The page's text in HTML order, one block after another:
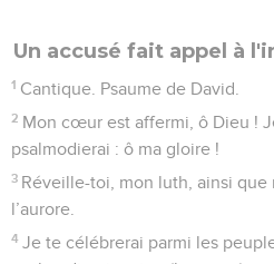
Un accusé fait appel à
1 Cantique. Psaume de David.
2 Mon cœur est affermi, ô Dieu !
psalmodierai : ô ma gloire !
3 Réveille-toi, mon luth, ainsi que
l’aurore.
4 Je te célébrerai parmi les